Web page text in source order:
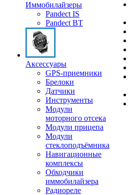
Иммобилайзеры
Pandect IS
Pandect BT
Аксессуары
GPS-приемники
Брелоки
Датчики
Инструменты
Модули
моторного отсека
Модули прицепа
Модули
стеклоподъёмника
Навигационные
комплексы
Обходчики
иммобилайзера
Радиореле